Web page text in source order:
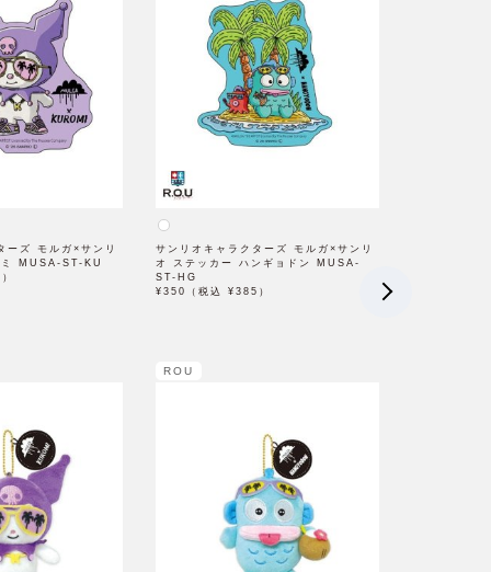
ーズ モルガ×サンリ
ミ MUSA-ST-KU
サンリオキャラクターズ モルガ×サンリ
オ ステッカー ハンギョドン MUSA-
ST-HG
¥350（税込 ¥385）
ROU